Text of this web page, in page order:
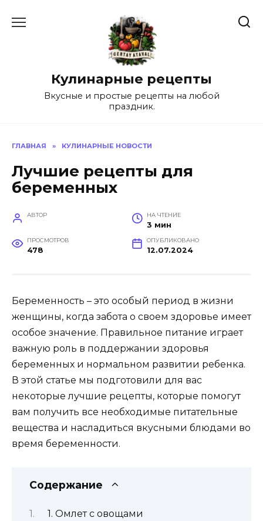
Кулинарные рецепты
Вкусные и простые рецепты на любой
праздник.
ГЛАВНАЯ » КУЛИНАРНЫЕ НОВОСТИ
Лучшие рецепты для
беременных
АВТОР НА ЧТЕНИЕ
3 мин
ПРОСМОТРОВ
478
ОПУБЛИКОВАНО
12.07.2024
Беременность – это особый период в жизни
женщины, когда забота о своем здоровье имеет
особое значение. Правильное питание играет
важную роль в поддержании здоровья
беременных и нормальном развитии ребенка.
В этой статье мы подготовили для вас
некоторые лучшие рецепты, которые помогут
вам получить все необходимые питательные
вещества и насладиться вкусными блюдами во
время беременности.
Содержание
1. Омлет с овощами